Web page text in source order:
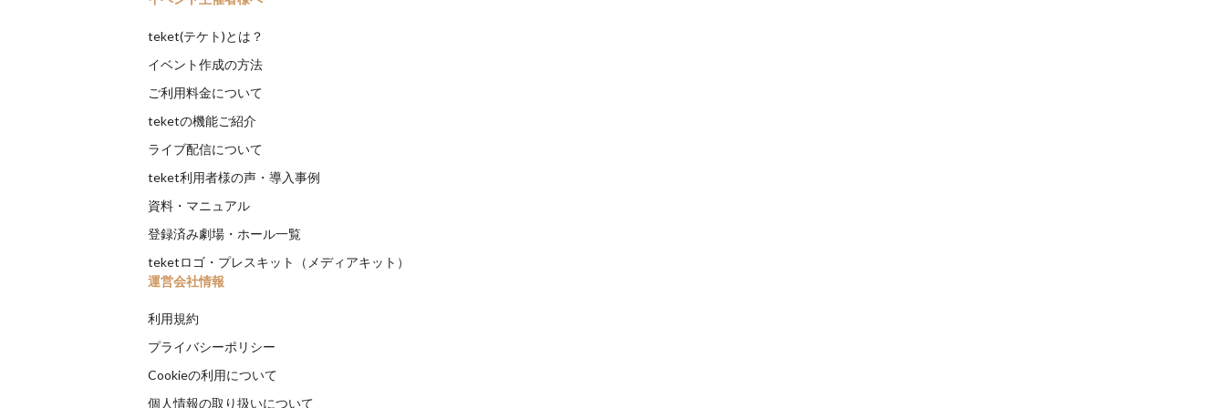
teket(テケト)とは？
イベント作成の方法
ご利用料金について
teketの機能ご紹介
ライブ配信について
teket利用者様の声・導入事例
資料・マニュアル
登録済み劇場・ホール一覧
teketロゴ・プレスキット（メディアキット）
運営会社情報
利用規約
プライバシーポリシー
Cookieの利用について
個人情報の取り扱いについて